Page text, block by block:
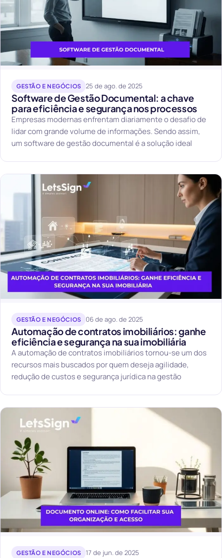
GESTÃO E NEGÓCIOS 25 de ago. de 2025
Software de Gestão Documental: a chave
para eficiência e segurança nos processos
Empresas modernas enfrentam diariamente o desafio de
lidar com grande volume de informações. Sendo assim,
um software de gestão documental é a solução ideal
GESTÃO E NEGÓCIOS 06 de ago. de 2025
Automação de contratos imobiliários: ganhe
eficiência e segurança na sua imobiliária
A automação de contratos imobiliários tornou-se um dos
recursos mais buscados por quem deseja agilidade,
redução de custos e segurança jurídica na gestão
GESTÃO E NEGÓCIOS 17 de jun. de 2025